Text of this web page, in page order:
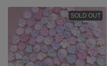
SOLD OUT